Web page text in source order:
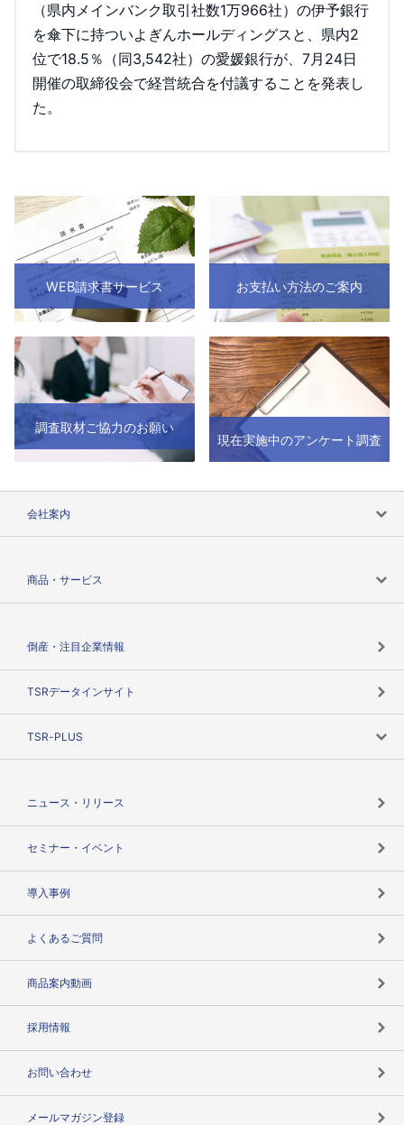
（県内メインバンク取引社数1万966社）の伊予銀行
を傘下に持ついよぎんホールディングスと、県内2
位で18.5％（同3,542社）の愛媛銀行が、7月24日
開催の取締役会で経営統合を付議することを発表し
た。
WEB請求書サービス お支払い方法のご案内
調査取材ご協力のお願い
現在実施中のアンケート調査
会社案内
商品・サービス
倒産・注目企業情報
TSRデータインサイト
TSR-PLUS
ニュース・リリース
セミナー・イベント
導入事例
よくあるご質問
商品案内動画
採用情報
お問い合わせ
メールマガジン登録